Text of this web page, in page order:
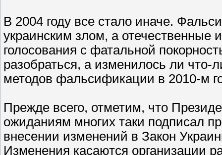
В 2004 году все стало иначе.
украинским злом, а отечественные
голосования с фатальной
разобраться, а изменилось ли
методов фальсификации в 2010-м
Прежде всего, отметим, что
ожиданиям многих таки подписал
внесении изменений в Закон
Изменения касаются организации